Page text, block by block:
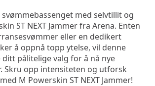
med selvtillit og
ST NEXT Jammer fra Arena. Enten
eller en dedikert
å oppnå topp ytelse, vil denne
pålitelige valg for å nå nye
Skru opp intensiteten og utforsk
M Powerskin ST NEXT Jammer!